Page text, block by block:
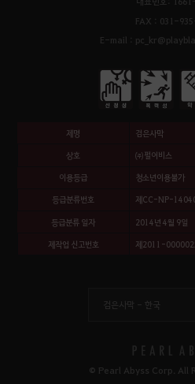
FAX : 031-
E-mail :
제명 검은사막
상호 ㈜펄어비스
이용등급 청소년이용불가
등급분류번호 제CC-NP-
등급분류 일자 2014년 4월 9일
제작업 신고번호 제2011-000002
검은사막 - 한국
© Pearl Abyss Corp. All